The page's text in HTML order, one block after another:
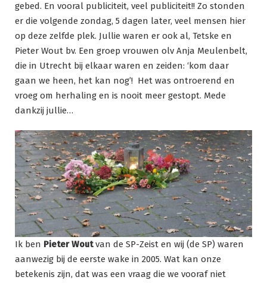
gebed. En vooral publiciteit, veel publiciteit!! Zo stonden
er die volgende zondag, 5 dagen later, veel mensen hier
op deze zelfde plek. Jullie waren er ook al, Tetske en
Pieter Wout bv. Een groep vrouwen olv Anja Meulenbelt,
die in Utrecht bij elkaar waren en zeiden: ‘kom daar
gaan we heen, het kan nog’! Het was ontroerend en
vroeg om herhaling en is nooit meer gestopt. Mede
dankzij jullie…
Ik ben Pieter Woutvan de SP-Zeist en wij (de SP) waren
aanwezig bij de eerste wake in 2005. Wat kan onze
betekenis zijn, dat was een vraag die we vooraf niet